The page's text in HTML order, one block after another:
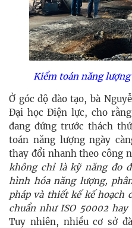
Kiểm toán năng
Ở góc độ đào tạo, bà
Đại học Điện lực, cho
đang đứng trước thách
toán năng lượng ngày
thay đổi nhanh theo công
không chỉ là kỹ năng đo
hình hóa năng lượng,
pháp và thiết kế kế hoạch
chuẩn như ISO 50002 hay
Tuy nhiên, nhiều cơ sở